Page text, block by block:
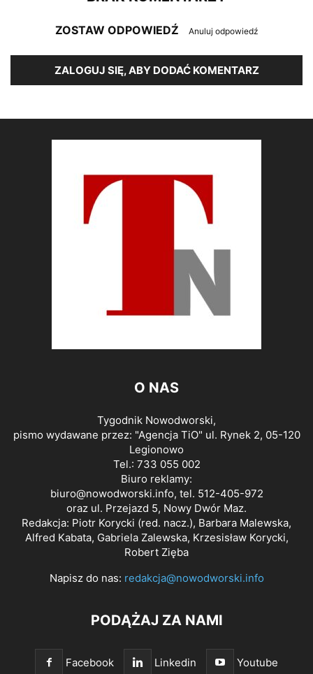
ZOSTAW ODPOWIEDŹ Anuluj odpowiedź
ZALOGUJ SIĘ, ABY DODAĆ KOMENTARZ
O NAS
Tygodnik Nowodworski,
pismo wydawane przez: "Agencja TiO" ul. Rynek 2, 05-120
Legionowo
Tel.: 733 055 002
Biuro reklamy:
biuro@nowodworski.info, tel. 512-405-972
oraz ul. Przejazd 5, Nowy Dwór Maz.
Redakcja: Piotr Korycki (red. nacz.), Barbara Malewska,
Alfred Kabata, Gabriela Zalewska, Krzesisław Korycki,
Robert Zięba
Napisz do nas: redakcja@nowodworski.info
PODĄŻAJ ZA NAMI
Facebook Linkedin Youtube